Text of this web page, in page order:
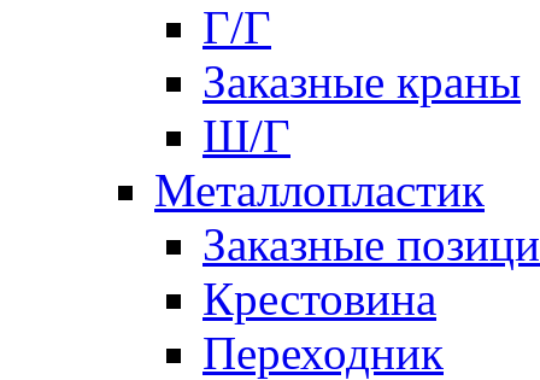
Г/Г
Заказные краны
Ш/Г
Металлопластик
Заказные
Крестовина
Переходник